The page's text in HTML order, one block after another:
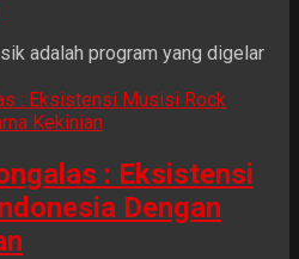
adalah program yang digelar
: Eksistensi
Dengan